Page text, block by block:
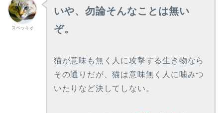
スペッキオ
いや、勿論そんなことは無い
ぞ。
猫が意味も無く人に攻撃する生き物なら
その通りだが、猫は意味無く人に噛みつ
いたりなど決してしない。